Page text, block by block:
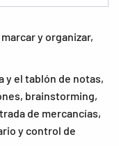
y organizar,
y el tablón de notas,
brainstorming,
de mercancías,
y control de